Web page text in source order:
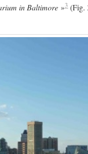
in Baltimore »3 (Fig.